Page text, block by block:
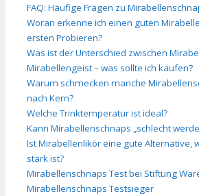
FAQ: Häufige Fragen zu
Woran erkenne ich einen guten
ersten Probieren?
Was ist der Unterschied zwischen
Mirabellengeist – was sollte ich kaufen?
Warum schmecken manche
nach Kern?
Welche Trinktemperatur ist ideal?
Kann Mirabellenschnaps „schlecht
Ist Mirabellenlikör eine gute Alternative,
stark ist?
Mirabellenschnaps Test bei Stiftung
Mirabellenschnaps Testsieger